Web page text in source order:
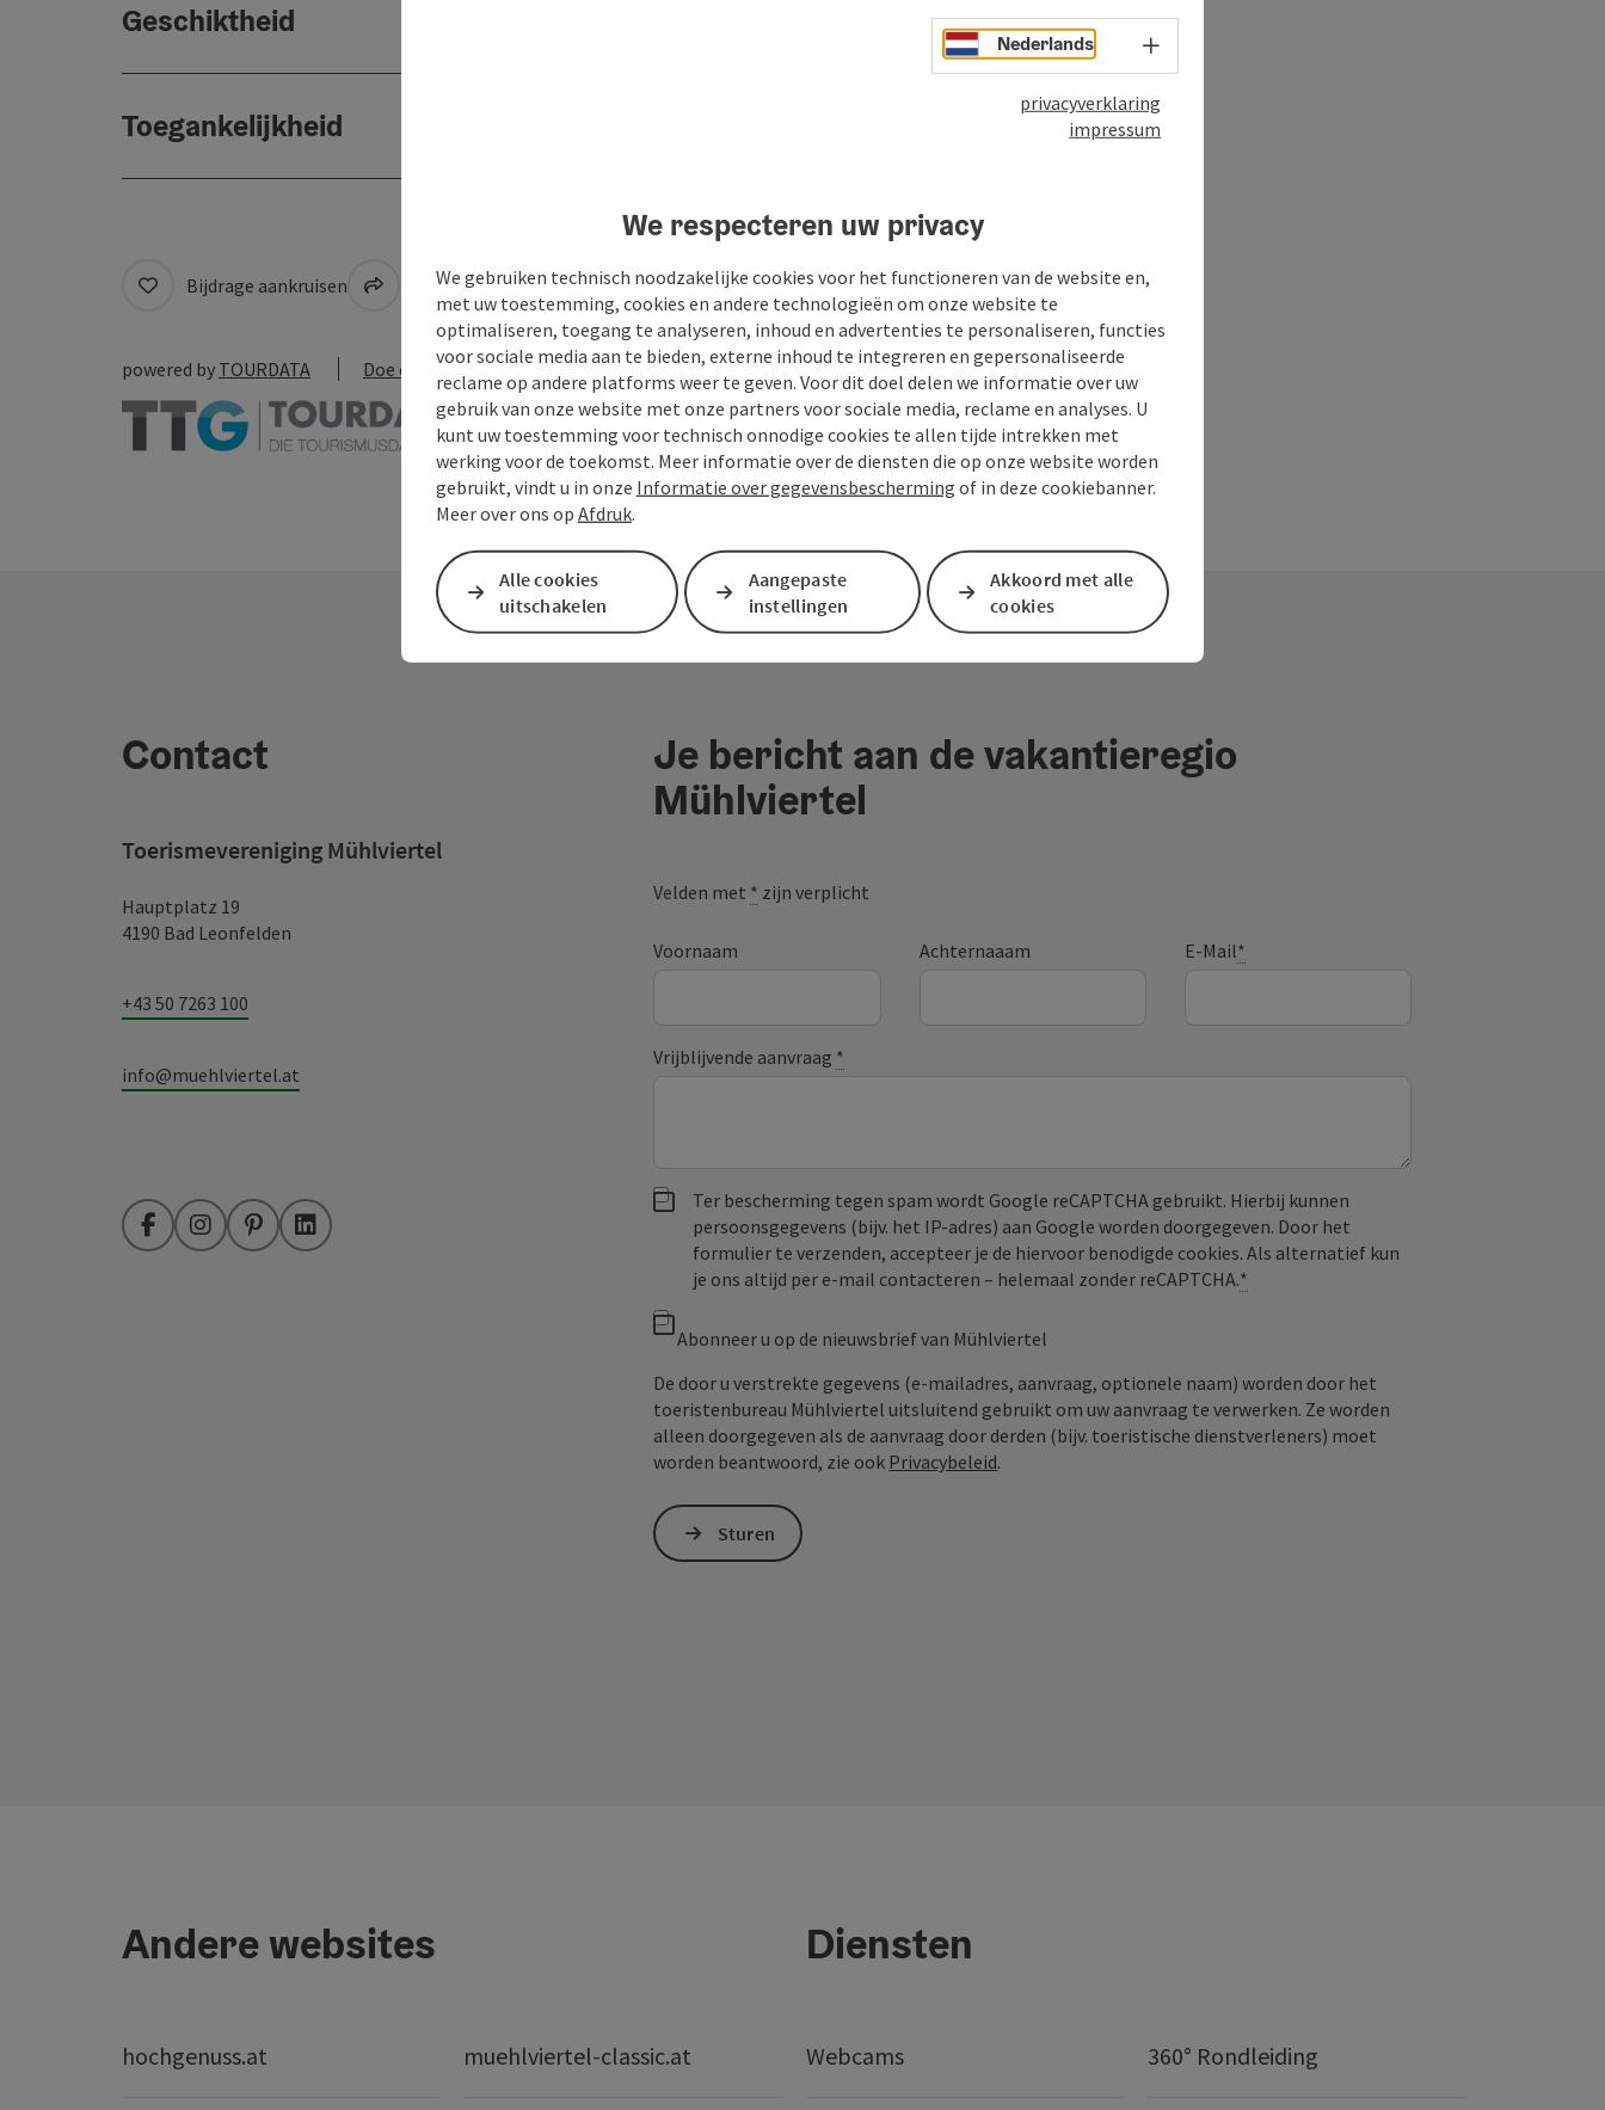
Geschiktheid
Toegankelijkheid
Bijdrage aankruisen Naar favorieten PDF aanmaken Bijdrage printen In de buurt
powered by TOURDATA Doe een suggestie
Contact
Toerismevereniging Mühlviertel
Hauptplatz 19
4190 Bad Leonfelden
+43 50 7263 100
info@muehlviertel.at
FacebookInstagramPinterestLinkedIn
Je bericht aan de vakantieregio
Mühlviertel
Velden met * zijn verplicht
Voornaam Achternaaam E-Mail*
Vrijblijvende aanvraag *
Ter bescherming tegen spam wordt Google reCAPTCHA gebruikt. Hierbij kunnen
persoonsgegevens (bijv. het IP-adres) aan Google worden doorgegeven. Door het
formulier te verzenden, accepteer je de hiervoor benodigde cookies. Als alternatief kun
je ons altijd per e‑mail contacteren – helemaal zonder reCAPTCHA.*
Abonneer u op de nieuwsbrief van Mühlviertel
De door u verstrekte gegevens (e-mailadres, aanvraag, optionele naam) worden door het
toeristenbureau Mühlviertel uitsluitend gebruikt om uw aanvraag te verwerken. Ze worden
alleen doorgegeven als de aanvraag door derden (bijv. toeristische dienstverleners) moet
worden beantwoord, zie ook Privacybeleid.
Sturen
Andere websites
hochgenuss.at muehlviertel-classic.at
Diensten
Webcams 360° Rondleiding
Nederlands Taalkeuze - menu openen
privacyverklaring
impressum
We respecteren uw privacy
We gebruiken technisch noodzakelijke cookies voor het functioneren van de website en,
met uw toestemming, cookies en andere technologieën om onze website te
optimaliseren, toegang te analyseren, inhoud en advertenties te personaliseren, functies
voor sociale media aan te bieden, externe inhoud te integreren en gepersonaliseerde
reclame op andere platforms weer te geven. Voor dit doel delen we informatie over uw
gebruik van onze website met onze partners voor sociale media, reclame en analyses. U
kunt uw toestemming voor technisch onnodige cookies te allen tijde intrekken met
werking voor de toekomst. Meer informatie over de diensten die op onze website worden
gebruikt, vindt u in onze Informatie over gegevensbescherming of in deze cookiebanner.
Meer over ons op Afdruk.
Alle cookies
uitschakelen
Aangepaste
instellingen
Akkoord met alle
cookies